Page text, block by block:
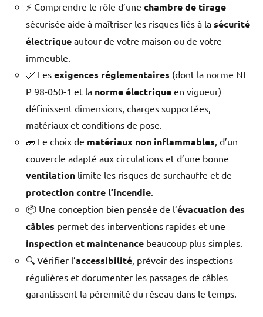
⚡ Comprendre le rôle d’une chambre de tirage
sécurisée aide à maîtriser les risques liés à la sécurité
électrique autour de votre maison ou de votre
immeuble.
📏 Les exigences réglementaires (dont la norme NF
P 98-050-1 et la norme électrique en vigueur)
définissent dimensions, charges supportées,
matériaux et conditions de pose.
🧱 Le choix de matériaux non inflammables, d’un
couvercle adapté aux circulations et d’une bonne
ventilation limite les risques de surchauffe et de
protection contre l’incendie.
📦 Une conception bien pensée de l’évacuation des
câbles permet des interventions rapides et une
inspection et maintenance beaucoup plus simples.
🔍 Vérifier l’accessibilité, prévoir des inspections
régulières et documenter les passages de câbles
garantissent la pérennité du réseau dans le temps.